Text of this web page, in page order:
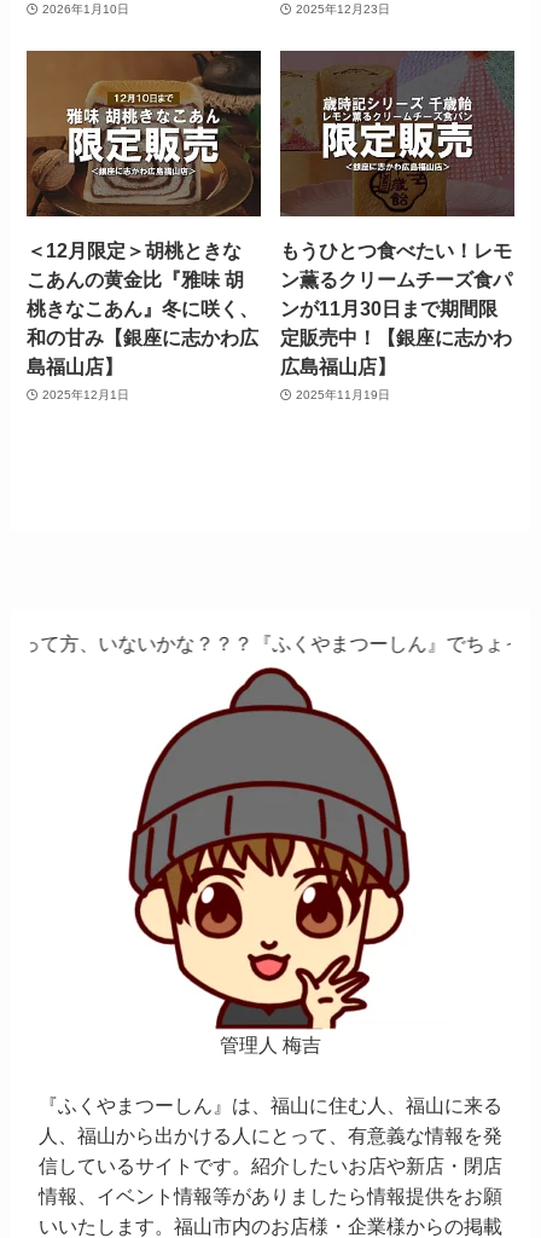
2026年1月10日 2025年12月23日
＜12月限定＞胡桃ときな
こあんの黄金比『雅味 胡
桃きなこあん』冬に咲く、
和の甘み【銀座に志かわ広
島福山店】
2025年12月1日
もうひとつ食べたい！レモ
ン薫るクリームチーズ食パ
ンが11月30日まで期間限
定販売中！【銀座に志かわ
広島福山店】
2025年11月19日
な？？？『ふくやまつーしん』でちょっとしたバイト、し
管理人 梅吉
『ふくやまつーしん』は、福山に住む人、福山に来る
人、福山から出かける人にとって、有意義な情報を発
信しているサイトです。紹介したいお店や新店・閉店
情報、イベント情報等がありましたら情報提供をお願
いいたします。福山市内のお店様・企業様からの掲載